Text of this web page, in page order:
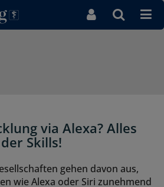
via Alexa? Alles
Skills!
gehen davon aus,
wie Alexa oder Siri zunehmend